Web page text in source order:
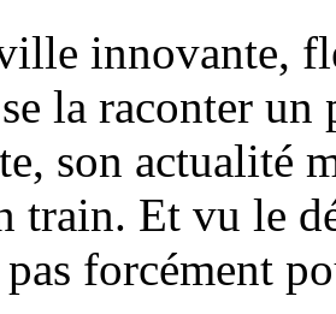
innovante,
la raconter un
son actualité
train. Et vu le
pas forcément